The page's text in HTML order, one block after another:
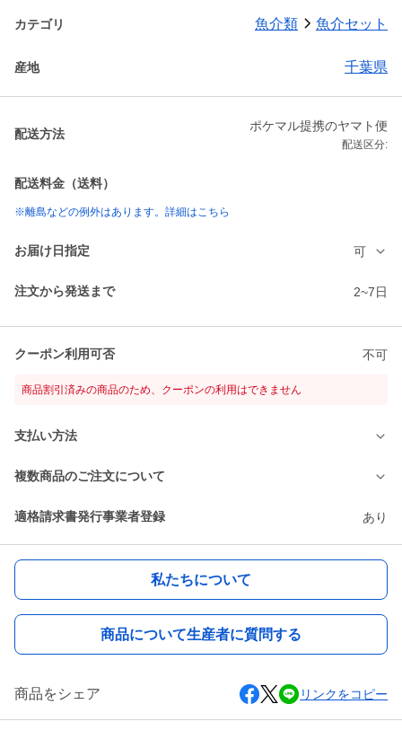
カテゴリ 魚介類 魚介セット
産地 千葉県
配送方法
ポケマル提携のヤマト便
配送区分:
配送料金（送料）
※離島などの例外はあります。詳細はこちら
お届け日指定 可
注文から発送まで 2~7日
クーポン利用可否 不可
商品割引済みの商品のため、クーポンの利用はできません
支払い方法
複数商品のご注文について
適格請求書発行事業者登録 あり
私たちについて
商品について生産者に質問する
商品をシェア リンクをコピー